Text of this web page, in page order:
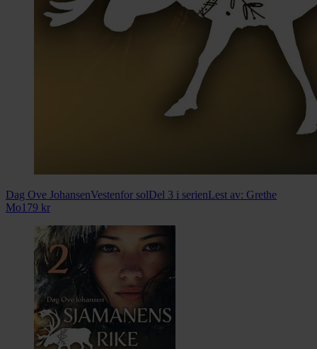
Dag Ove JohansenVestenfor solDel 3 i serienLest av: Grethe
Mo179 kr